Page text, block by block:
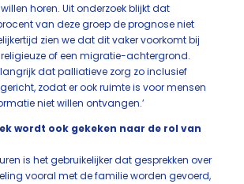
horen. Uit onderzoek blijkt dat
van deze groep de prognose niet
zien we dat dit vaker voorkomt bij
of een migratie-achtergrond.
dat palliatieve zorg zo inclusief
zodat er ook ruimte is voor mensen
niet willen ontvangen.’
wordt ook gekeken naar de rol van
is het gebruikelijker dat gesprekken over
vooral met de familie worden gevoerd,